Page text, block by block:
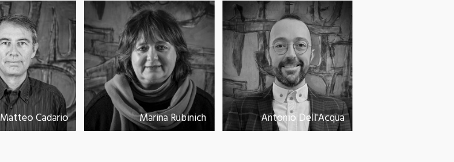
Matteo Cadario Marina Rubinich Antonio Dell'Acqua